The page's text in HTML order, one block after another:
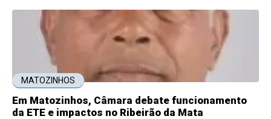
MATOZINHOS
Em Matozinhos, Câmara debate funcionamento
da ETE e impactos no Ribeirão da Mata